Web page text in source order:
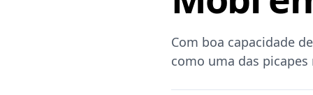
Com boa capacidade
como uma das